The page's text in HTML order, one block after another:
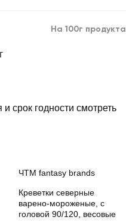
На 100г продукта
срок годности смотреть
ЧТМ fantasy brands
Креветки северные
варено-мороженые, с
головой 90/120, весовые